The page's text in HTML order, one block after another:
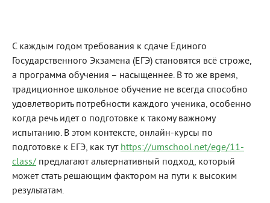
С каждым годом требования к сдаче Единого
Государственного Экзамена (ЕГЭ) становятся всё строже,
а программа обучения – насыщеннее. В то же время,
традиционное школьное обучение не всегда способно
удовлетворить потребности каждого ученика, особенно
когда речь идет о подготовке к такому важному
испытанию. В этом контексте, онлайн-курсы по
подготовке к ЕГЭ, как тутhttps://umschool.net/ege/11-
class/ предлагают альтернативный подход, который
может стать решающим фактором на пути к высоким
результатам.